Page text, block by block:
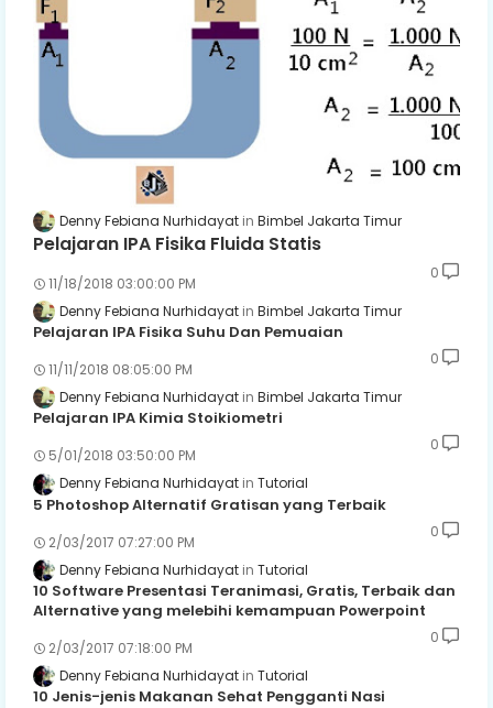
Denny Febiana Nurhidayat Bimbel Jakarta Timur
Pelajaran IPA Fisika Fluida Statis
11/18/2018 03:00:00 PM
0
Denny Febiana Nurhidayat Bimbel Jakarta Timur
Pelajaran IPA Fisika Suhu Dan Pemuaian
11/11/2018 08:05:00 PM
0
Denny Febiana Nurhidayat Bimbel Jakarta Timur
Pelajaran IPA Kimia Stoikiometri
5/01/2018 03:50:00 PM
0
Denny Febiana Nurhidayat Tutorial
5 Photoshop Alternatif Gratisan yang Terbaik
2/03/2017 07:27:00 PM
0
Denny Febiana Nurhidayat Tutorial
10 Software Presentasi Teranimasi, Gratis, Terbaik dan
Alternative yang melebihi kemampuan Powerpoint
2/03/2017 07:18:00 PM
0
Denny Febiana Nurhidayat Tutorial
10 Jenis-jenis Makanan Sehat Pengganti Nasi